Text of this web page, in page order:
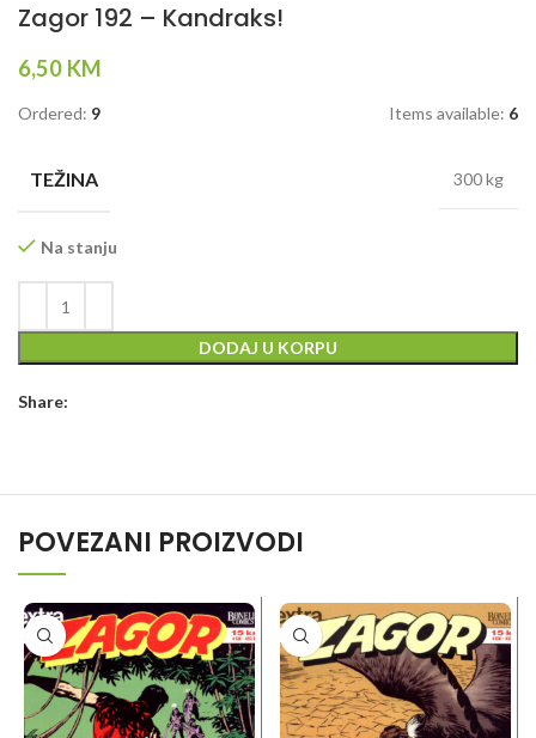
Zagor 192 – Kandraks!
6,50 KM
Ordered: 9 Items available: 6
TEŽINA 300 kg
Na stanju
DODAJ U KORPU
Share:
POVEZANI PROIZVODI